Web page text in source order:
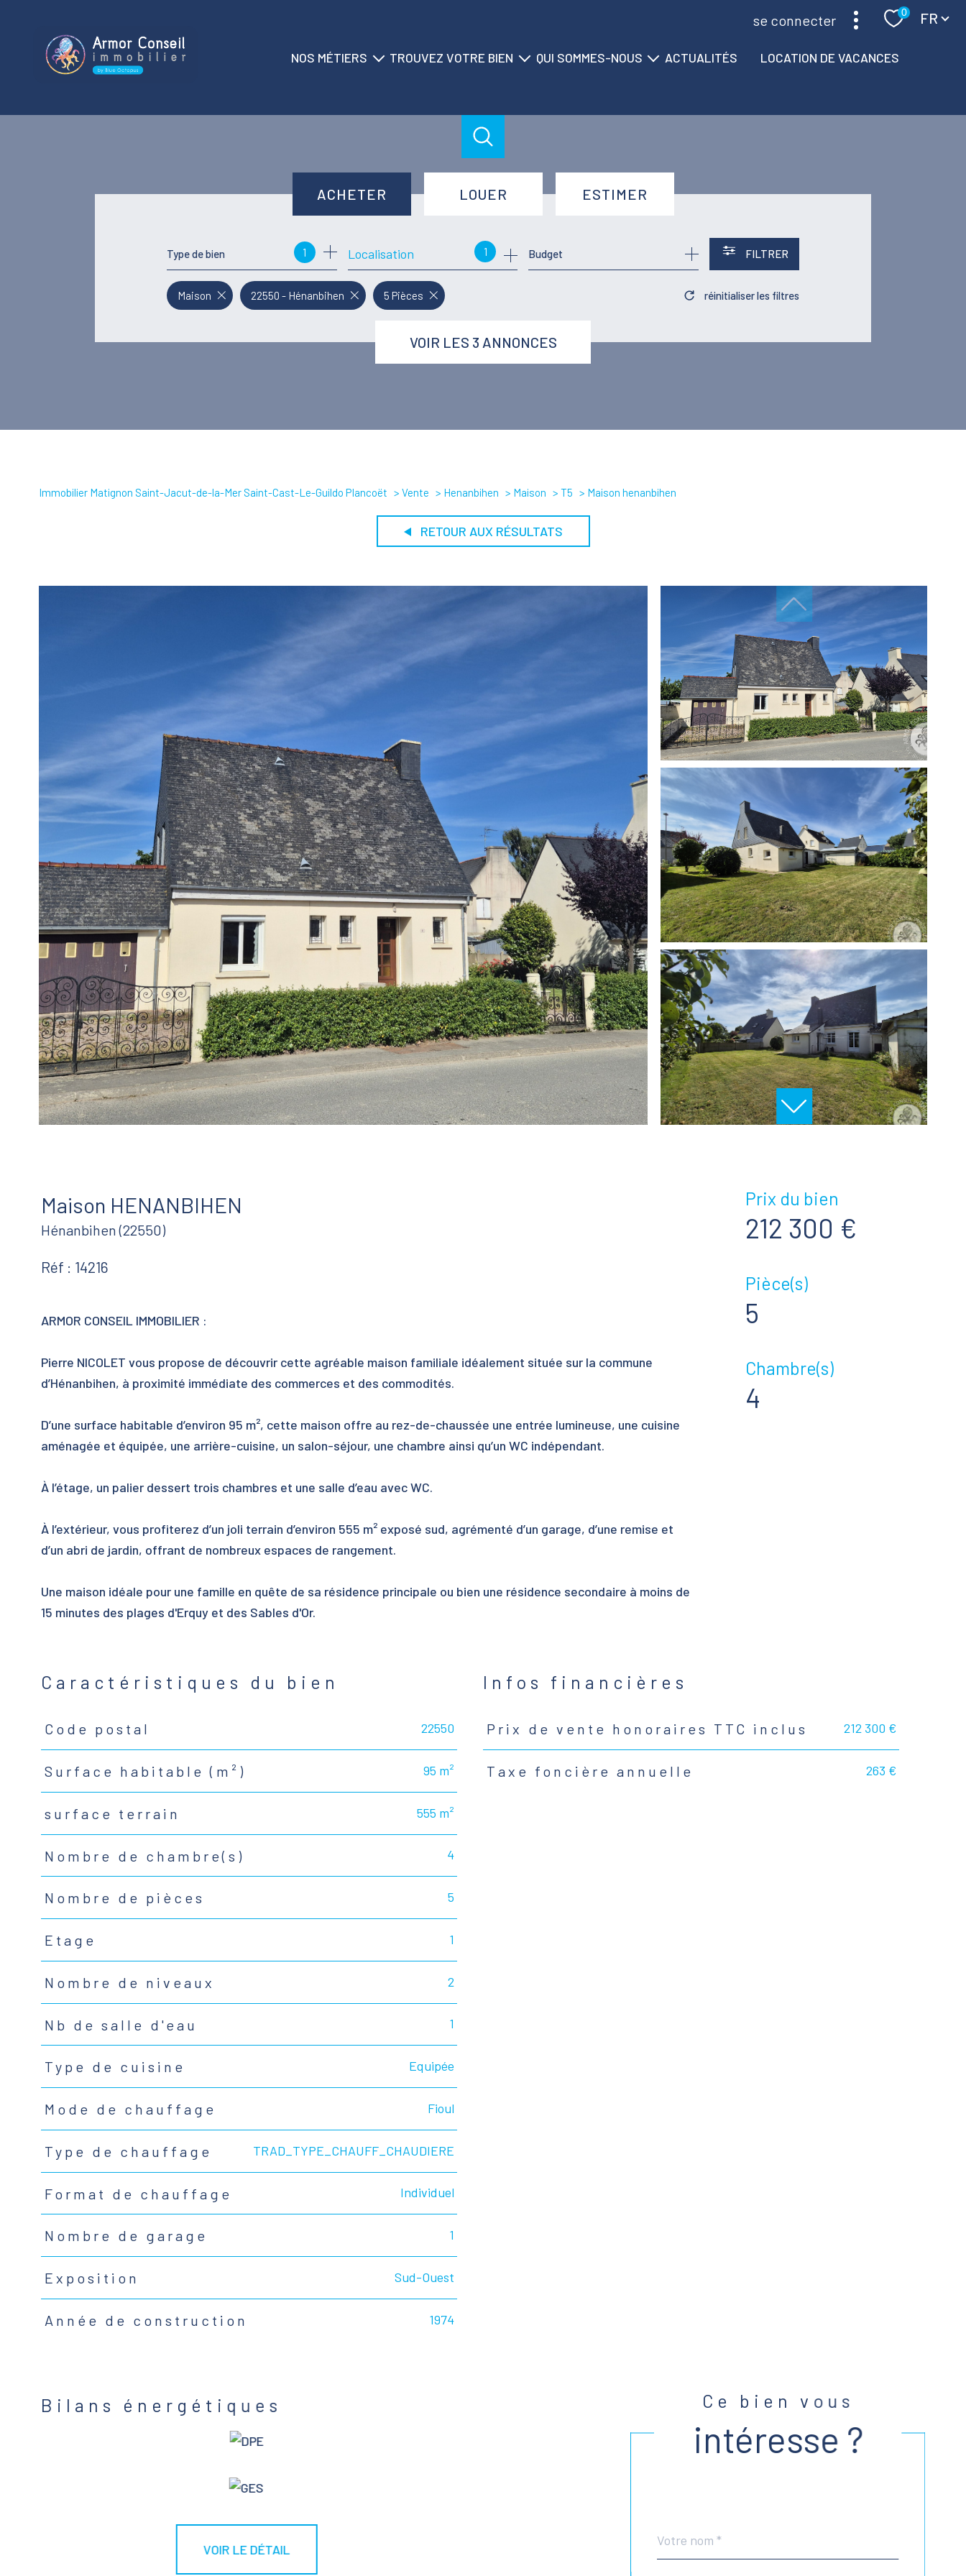
se connecter 0 FR
NOS MÉTIERS
location
gestion
syndic
TROUVEZ VOTRE BIEN
nos biens à la location
nos locations saisonnières
QUI SOMMES-NOUS
nos agences
nos partenaires
ACTUALITÉS LOCATION DE VACANCES
ACHETER
de l'ancien
de l'immo pro
LOUER
à l'année
de l'immo pro
ESTIMER
Type de bien 1 1
Localisation Budget FILTRER
VOIR LES 3 ANNONCES
Maison 22550 - Hénanbihen 5 Pièces réinitialiser les filtres
Immobilier Matignon Saint-Jacut-de-la-Mer Saint-Cast-Le-Guildo Plancoët Vente Henanbihen Maison T5 Maison henanbihen
RETOUR AUX RÉSULTATS
Maison HENANBIHEN
Hénanbihen (22550)
Réf : 14216
ARMOR CONSEIL IMMOBILIER :
Pierre NICOLET vous propose de découvrir cette agréable maison familiale idéalement située sur la commune
d’Hénanbihen, à proximité immédiate des commerces et des commodités.
D’une surface habitable d’environ 95 m², cette maison offre au rez-de-chaussée une entrée lumineuse, une cuisine
aménagée et équipée, une arrière-cuisine, un salon-séjour, une chambre ainsi qu’un WC indépendant.
À l’étage, un palier dessert trois chambres et une salle d’eau avec WC.
À l’extérieur, vous profiterez d’un joli terrain d’environ 555 m² exposé sud, agrémenté d’un garage, d’une remise et
d’un abri de jardin, offrant de nombreux espaces de rangement.
Une maison idéale pour une famille en quête de sa résidence principale ou bien une résidence secondaire à moins de
15 minutes des plages d'Erquy et des Sables d'Or.
Prix du bien
212 300 €
Pièce(s)
5
Chambre(s)
4
Caractéristiques du bien
Caractéristiques Valeurs
Code postal 22550
Surface habitable (m²) 95 m²
surface terrain 555 m²
Nombre de chambre(s) 4
Nombre de pièces 5
Etage 1
Nombre de niveaux 2
Nb de salle d'eau 1
Type de cuisine Equipée
Mode de chauffage Fioul
Type de chauffage TRAD_TYPE_CHAUFF_CHAUDIERE
Format de chauffage Individuel
Nombre de garage 1
Exposition Sud-Ouest
Année de construction 1974
Infos financières
Caractéristiques Valeurs
Prix de vente honoraires TTC inclus 212 300 €
Taxe foncière annuelle 263 €
Bilans énergétiques
VOIR LE DÉTAIL
Ce bien vous
intéresse ?
par
*